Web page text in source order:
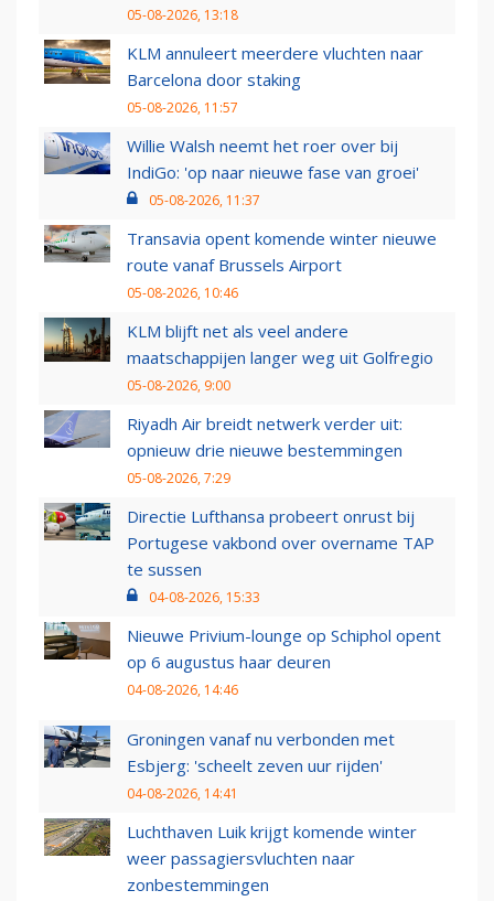
05-08-2026, 13:18
KLM annuleert meerdere vluchten naar
Barcelona door staking
05-08-2026, 11:57
Willie Walsh neemt het roer over bij
IndiGo: 'op naar nieuwe fase van groei'
05-08-2026, 11:37
Transavia opent komende winter nieuwe
route vanaf Brussels Airport
05-08-2026, 10:46
KLM blijft net als veel andere
maatschappijen langer weg uit Golfregio
05-08-2026, 9:00
Riyadh Air breidt netwerk verder uit:
opnieuw drie nieuwe bestemmingen
05-08-2026, 7:29
Directie Lufthansa probeert onrust bij
Portugese vakbond over overname TAP
te sussen
04-08-2026, 15:33
Nieuwe Privium-lounge op Schiphol opent
op 6 augustus haar deuren
04-08-2026, 14:46
Groningen vanaf nu verbonden met
Esbjerg: 'scheelt zeven uur rijden'
04-08-2026, 14:41
Luchthaven Luik krijgt komende winter
weer passagiersvluchten naar
zonbestemmingen